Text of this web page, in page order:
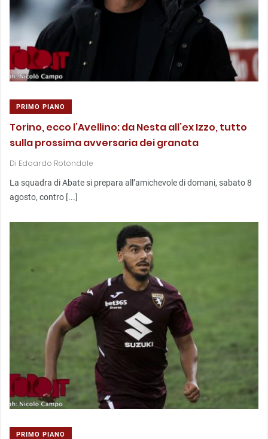
PRIMO PIANO
Torino, ecco l’Avellino: da Nesta all’ex Izzo, tutto
sulla prossima avversaria dei granata
Di Edoardo Rotondale
La squadra di Abate si prepara all’amichevole di domani, sabato 8
agosto, contro [...]
PRIMO PIANO